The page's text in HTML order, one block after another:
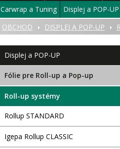
Carwrap a Tuning
Displej a POP-UP
ÚVOD
OBCHOD DISPLEJ A POP-UP
Displej a POP-UP
Fólie pre Roll-up a Pop-up
Roll-up systémy
Rollup STANDARD
Igepa Rollup CLASSIC